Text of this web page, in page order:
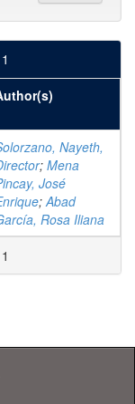
Nayeth,
; Mena
José
;Abad
Rosa Iliana